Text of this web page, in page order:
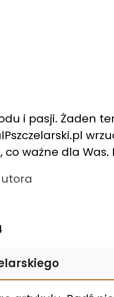
i pasji. Żaden
ważne dla